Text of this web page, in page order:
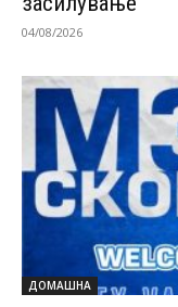
04/08/2026
ДОМАШНА